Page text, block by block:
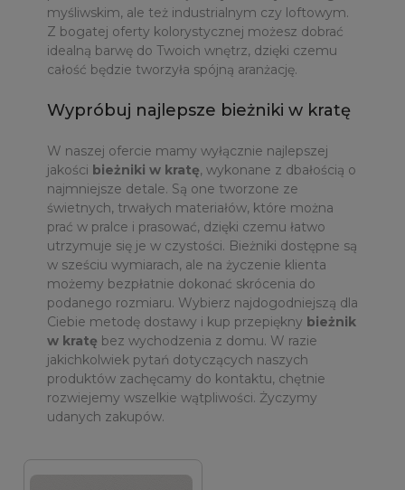
myśliwskim, ale też industrialnym czy loftowym.
Z bogatej oferty kolorystycznej możesz dobrać
idealną barwę do Twoich wnętrz, dzięki czemu
całość będzie tworzyła spójną aranżację.
Wypróbuj najlepsze bieżniki w kratę
W naszej ofercie mamy wyłącznie najlepszej
jakości bieżniki w kratę, wykonane z dbałością o
najmniejsze detale. Są one tworzone ze
świetnych, trwałych materiałów, które można
prać w pralce i prasować, dzięki czemu łatwo
utrzymuje się je w czystości. Bieżniki dostępne są
w sześciu wymiarach, ale na życzenie klienta
możemy bezpłatnie dokonać skrócenia do
podanego rozmiaru. Wybierz najdogodniejszą dla
Ciebie metodę dostawy i kup przepiękny bieżnik
w kratę bez wychodzenia z domu. W razie
jakichkolwiek pytań dotyczących naszych
produktów zachęcamy do kontaktu, chętnie
rozwiejemy wszelkie wątpliwości. Życzymy
udanych zakupów.